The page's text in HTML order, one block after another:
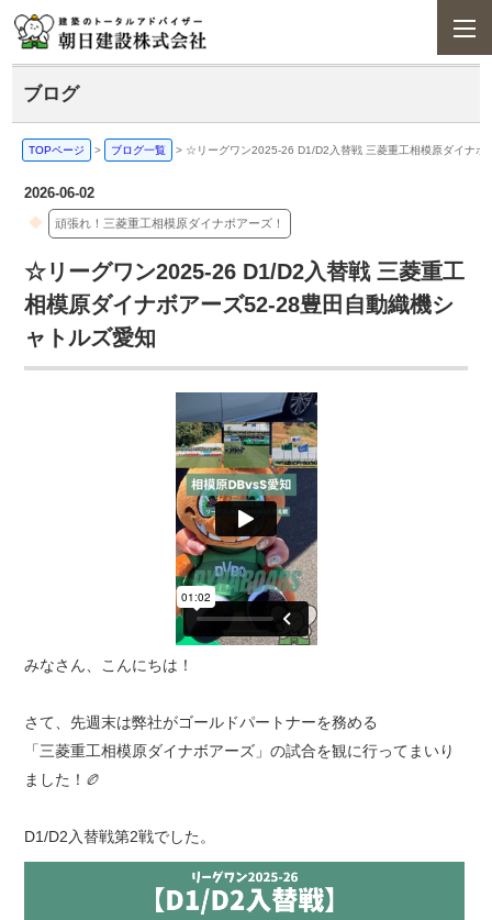
ブログ
TOPページ > ブログ一覧 > ☆リーグワン2025-26 D1/D2入替戦 三菱重工相模原ダイナボ
2026-06-02
頑張れ！三菱重工相模原ダイナボアーズ！
☆リーグワン2025-26 D1/D2入替戦 三菱重工
相模原ダイナボアーズ52-28豊田自動織機シ
ャトルズ愛知
みなさん、こんにちは！
さて、先週末は弊社がゴールドパートナーを務める
「三菱重工相模原ダイナボアーズ」の試合を観に行ってまいり
ました！🏉
D1/D2入替戦第2戦でした。